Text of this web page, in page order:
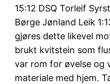
15:12 DSQ Torleif
Børge Jønland Leik
gjøres dette likevel
brukt kvitstein som
var rom for øvelse og
materiale med hjem.